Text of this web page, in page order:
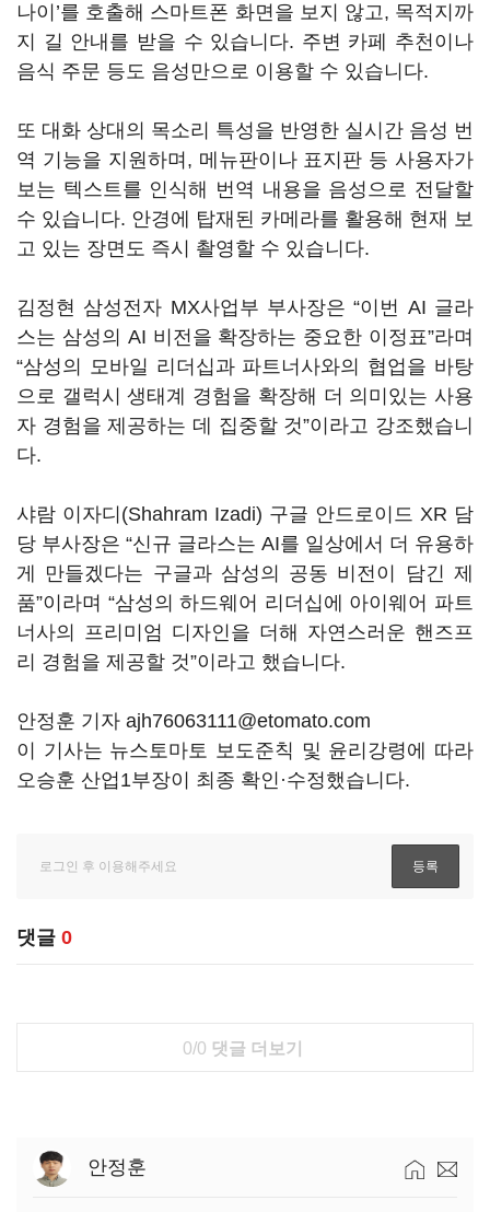
나이’를 호출해 스마트폰 화면을 보지 않고, 목적지까
지 길 안내를 받을 수 있습니다. 주변 카페 추천이나
음식 주문 등도 음성만으로 이용할 수 있습니다.
또 대화 상대의 목소리 특성을 반영한 실시간 음성 번
역 기능을 지원하며, 메뉴판이나 표지판 등 사용자가
보는 텍스트를 인식해 번역 내용을 음성으로 전달할
수 있습니다. 안경에 탑재된 카메라를 활용해 현재 보
고 있는 장면도 즉시 촬영할 수 있습니다.
김정현 삼성전자 MX사업부 부사장은 “이번 AI 글라
스는 삼성의 AI 비전을 확장하는 중요한 이정표”라며
“삼성의 모바일 리더십과 파트너사와의 협업을 바탕
으로 갤럭시 생태계 경험을 확장해 더 의미있는 사용
자 경험을 제공하는 데 집중할 것”이라고 강조했습니
다.
샤람 이자디(Shahram Izadi) 구글 안드로이드 XR 담
당 부사장은 “신규 글라스는 AI를 일상에서 더 유용하
게 만들겠다는 구글과 삼성의 공동 비전이 담긴 제
품”이라며 “삼성의 하드웨어 리더십에 아이웨어 파트
너사의 프리미엄 디자인을 더해 자연스러운 핸즈프
리 경험을 제공할 것”이라고 했습니다.
안정훈 기자 ajh76063111@etomato.com
이 기사는 뉴스토마토 보도준칙 및 윤리강령에 따라
오승훈 산업1부장이 최종 확인·수정했습니다.
댓글 0
0/0 댓글 더보기
안정훈